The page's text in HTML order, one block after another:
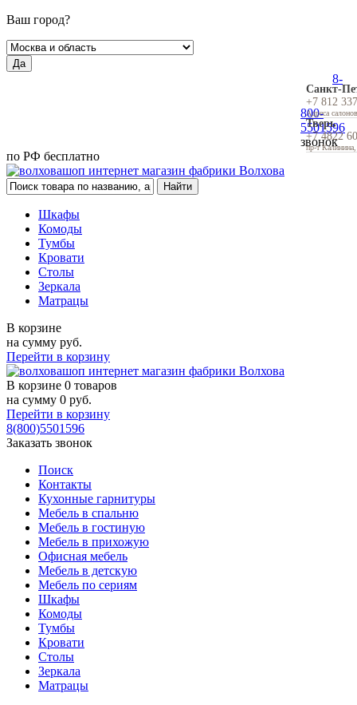
Ваш город?
Да
Санкт-
+7 812
Адреса
Тверь
+7 4822
пр-т
8-
800-
5501596
звонок
по РФ бесплатно
Шкафы
Комоды
Тумбы
Кровати
Столы
Зеркала
Матрацы
В корзине
на сумму руб.
Перейти в корзину
В корзине 0 товаров
на сумму 0 руб.
Перейти в корзину
8(800)5501596
Заказать звонок
Поиск
Контакты
Кухонные гарнитуры
Мебель в спальню
Мебель в гостиную
Мебель в прихожую
Офисная мебель
Мебель в детскую
Мебель по сериям
Шкафы
Комоды
Тумбы
Кровати
Столы
Зеркала
Матрацы